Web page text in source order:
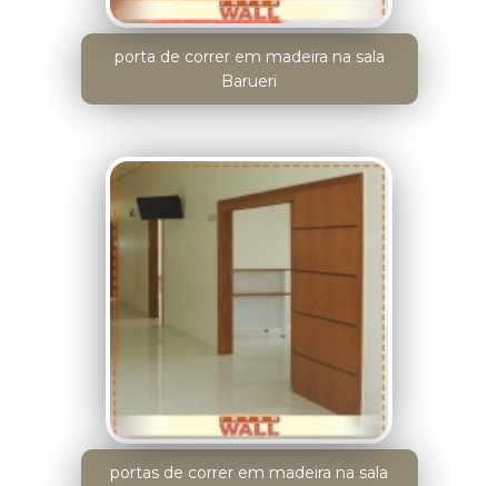
porta de correr em madeira na sala
Barueri
portas de correr em madeira na sala